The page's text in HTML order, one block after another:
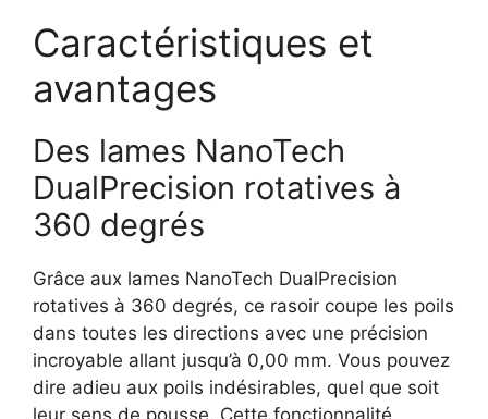
Caractéristiques et
avantages
Des lames NanoTech
DualPrecision rotatives à
360 degrés
Grâce aux lames NanoTech DualPrecision
rotatives à 360 degrés, ce rasoir coupe les poils
dans toutes les directions avec une précision
incroyable allant jusqu’à 0,00 mm. Vous pouvez
dire adieu aux poils indésirables, quel que soit